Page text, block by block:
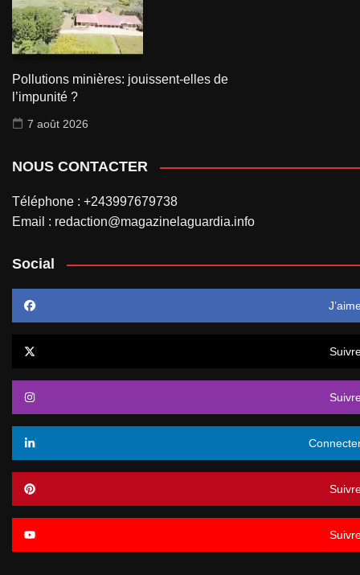
Pollutions minières: jouissent-elles de
l’impunité ?
7 août 2026
NOUS CONTACTER
Téléphone : +243997679738
Email : redaction@magazinelaguardia.info
Social